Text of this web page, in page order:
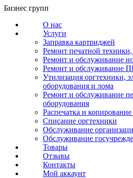
Перейти
содержанию
Бизнес групп
О нас
Услуги
Заправка картриджей
Ремонт печатной техники,
Ремонт и обслуживание
Ремонт и обслуживание
Утилизация оргтехники,
оборудования и лома
Ремонт и обслуживание
оборудования
Распечатка и копирование
Списание оргтехники
Обслуживание
Обслуживание
Товары
Отзывы
Контакты
Мой аккаунт